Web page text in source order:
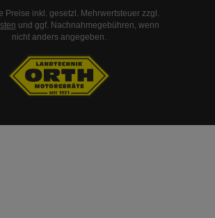
Preise inkl. gesetzl. Mehrwertsteuer zzgl.
und ggf. Nachnahmegebühren, wenn
nicht anders angegeben.